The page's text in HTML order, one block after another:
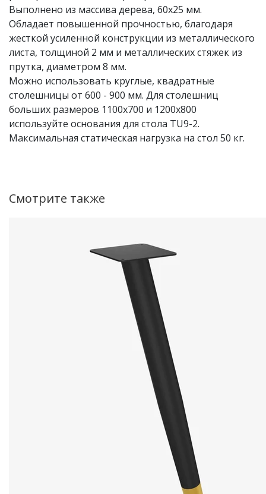
Выполнено из массива дерева, 60х25 мм.
Обладает повышенной прочностью, благодаря
жесткой усиленной конструкции из металлического
листа, толщиной 2 мм и металлических стяжек из
прутка, диаметром 8 мм.
Можно использовать круглые, квадратные
столешницы от 600 - 900 мм. Для столешниц
больших размеров 1100х700 и 1200х800
используйте основания для стола TU9-2.
Максимальная статическая нагрузка на стол 50 кг.
Смотрите также